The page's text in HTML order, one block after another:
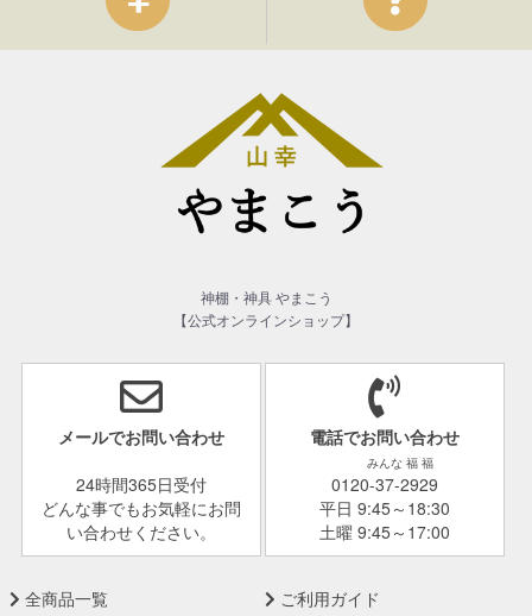
神棚・神具 やまこう
【公式オンラインショップ】
メールでお問い合わせ
24時間365日受付
どんな事でもお気軽にお問
い合わせください。
電話でお問い合わせ
みんな 福 福
0120-37-2929
平日 9:45～18:30
土曜 9:45～17:00
全商品一覧 ご利用ガイド